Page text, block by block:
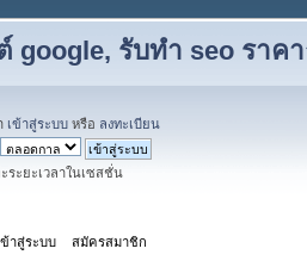
google, รับทำ seo ราค
เข้าสู่ระบบ หรือ ลงทะเบียน
ระยะเวลาในเซสชั่น
ข้าสู่ระบบ สมัครสมาชิก